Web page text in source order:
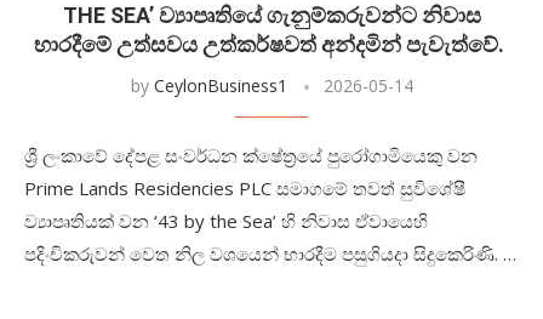
THE SEA’ ව්‍යාපෘතියේ ගැනුම්කරුවන්ට නිවාස
භාරදීමේ උත්සවය උත්කර්ෂවත් අන්දමින් පැවැත්වේ.
by CeylonBusiness1 2026-05-14
ශ්‍රී ලංකාවේ දේපළ සංවර්ධන ක්ෂේත්‍රයේ පුරෝගාමියෙකු වන
Prime Lands Residencies PLC සමාගමේ තවත් සුවිශේෂී
ව්‍යාපෘතියක් වන ‘43 by the Sea’ හි නිවාස ඒවායෙහි
පදිංචිකරුවන් වෙත නිල වශයෙන් භාරදීම පසුගියදා සිදුකෙරිණි. …